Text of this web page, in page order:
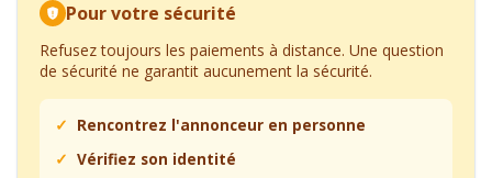
Pour votre sécurité
Refusez toujours les paiements à distance. Une question
de sécurité ne garantit aucunement la sécurité.
Rencontrez l'annonceur en personne
Vérifiez son identité